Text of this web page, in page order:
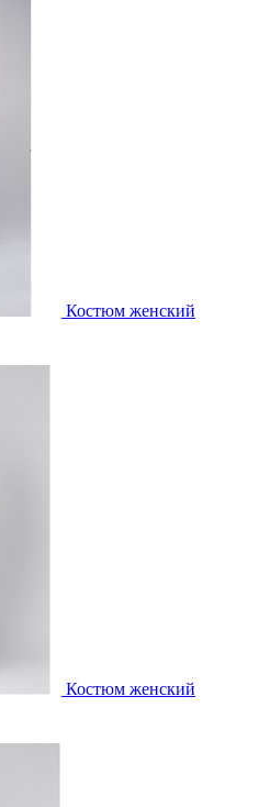
Костюм женский
Костюм женский